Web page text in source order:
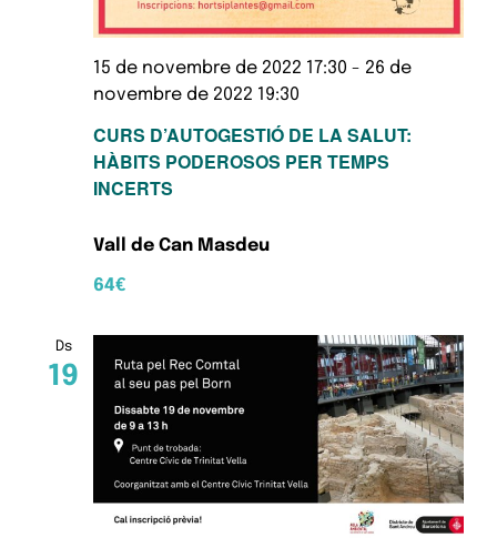
CURS D’AUTOGESTIÓ DE LA SALUT:
HÀBITS PODEROSOS PER TEMPS
INCERTS
15 de novembre de 2022 17:30 - 26 de
novembre de 2022 19:30
Vall de Can Masdeu
64€
Ds
19